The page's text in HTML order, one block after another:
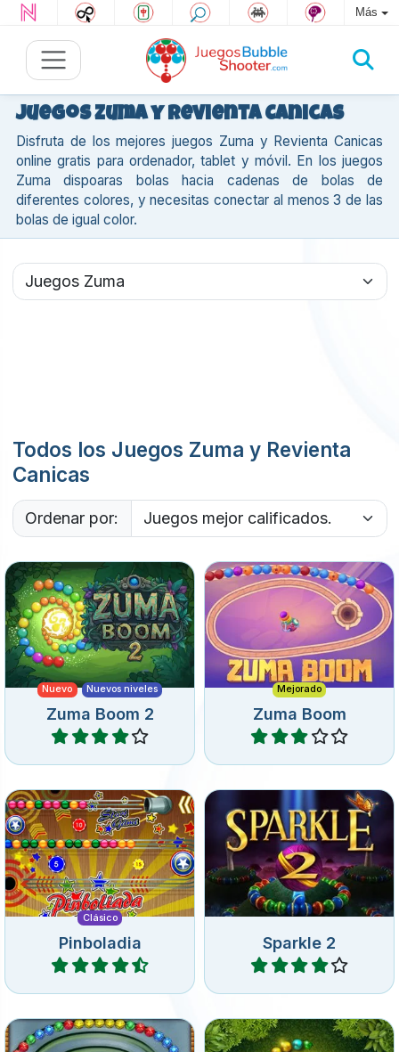
Más
Juegos Zuma y Revienta Canicas
Disfruta de los mejores juegos Zuma y Revienta Canicas
online gratis para ordenador, tablet y móvil. En los juegos
Zuma dispoaras bolas hacia cadenas de bolas de
diferentes colores, y necesitas conectar al menos 3 de las
bolas de igual color.
Ordenar por:
Nuevo Nuevos niveles
Zuma Boom 2
Una secuela de Zuma
Boom con nuevos niveles y
burbujas especiales.
Jugar
Mejorado
Zuma Boom
Un juego clásico de Zuma,
dispara burbujas a la
cadena.
Jugar
Clásico
Pinboladia
El clásico juego de Zuma
Pinboladia.
Jugar
Sparkle 2
Lanza coloridos orbes y haz
explotar todos los orbes de
la cadena.
Jugar
El clásico juego de Zuma.
Protege el jardín contra los
Golems en este Marble